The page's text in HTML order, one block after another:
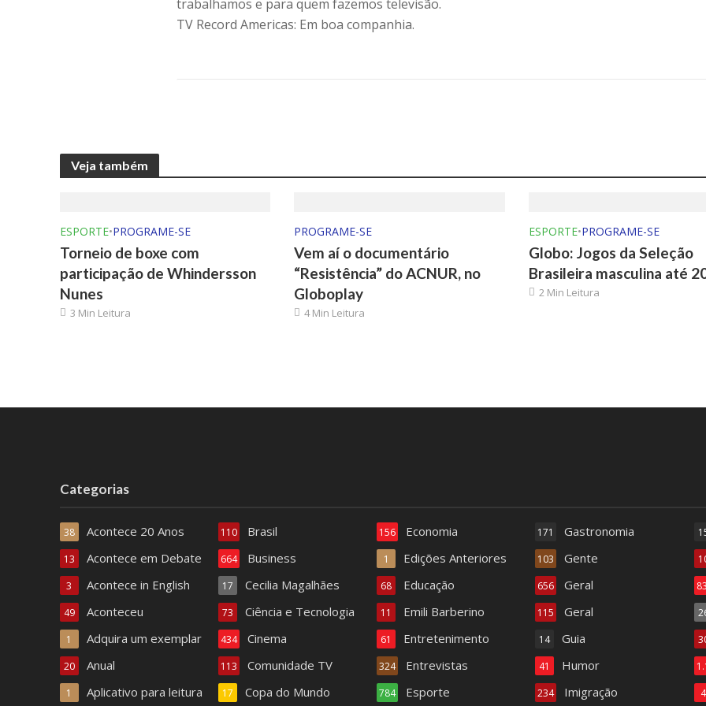
trabalhamos e para quem fazemos televisão.
TV Record Americas: Em boa companhia.
Veja também
ESPORTE•PROGRAME-SE
Torneio de boxe com
participação de Whindersson
Nunes
3 Min Leitura
PROGRAME-SE
Vem aí o documentário
“Resistência” do ACNUR, no
Globoplay
4 Min Leitura
ESPORTE•PROGRAME-SE
Globo: Jogos da Seleção
Brasileira masculina até
2 Min Leitura
Categorias
Acontece 20 Anos
38
Acontece em Debate
13
Acontece in English
3
Aconteceu
49
Adquira um exemplar
1
Anual
20
Aplicativo para leitura
1
Brasil
110
Business
664
Cecilia Magalhães
17
Ciência e Tecnologia
73
Cinema
434
Comunidade TV
113
Copa do Mundo
17
Economia
156
Edições Anteriores
1
Educação
68
Emili Barberino
11
Entretenimento
61
Entrevistas
324
Esporte
784
Gastronomia
171
Gente
103
Geral
656
Geral
115
Guia
14
Humor
41
Imigração
234
4